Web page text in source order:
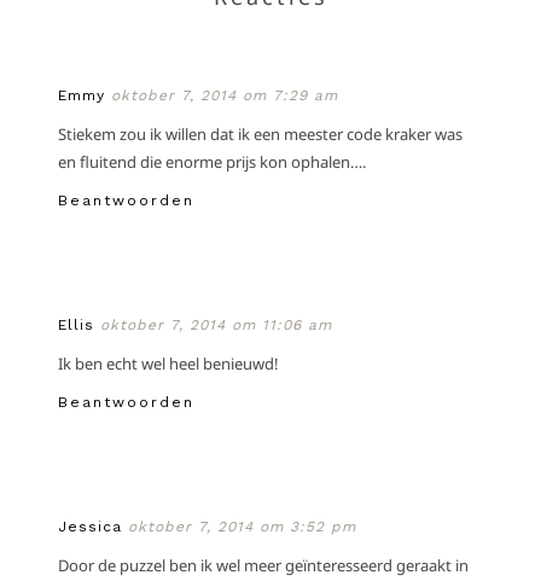
Emmy oktober 7, 2014 om 7:29 am
Stiekem zou ik willen dat ik een meester code kraker was
en fluitend die enorme prijs kon ophalen….
Beantwoorden
Ellis oktober 7, 2014 om 11:06 am
Ik ben echt wel heel benieuwd!
Beantwoorden
Jessica oktober 7, 2014 om 3:52 pm
Door de puzzel ben ik wel meer geïnteresseerd geraakt in